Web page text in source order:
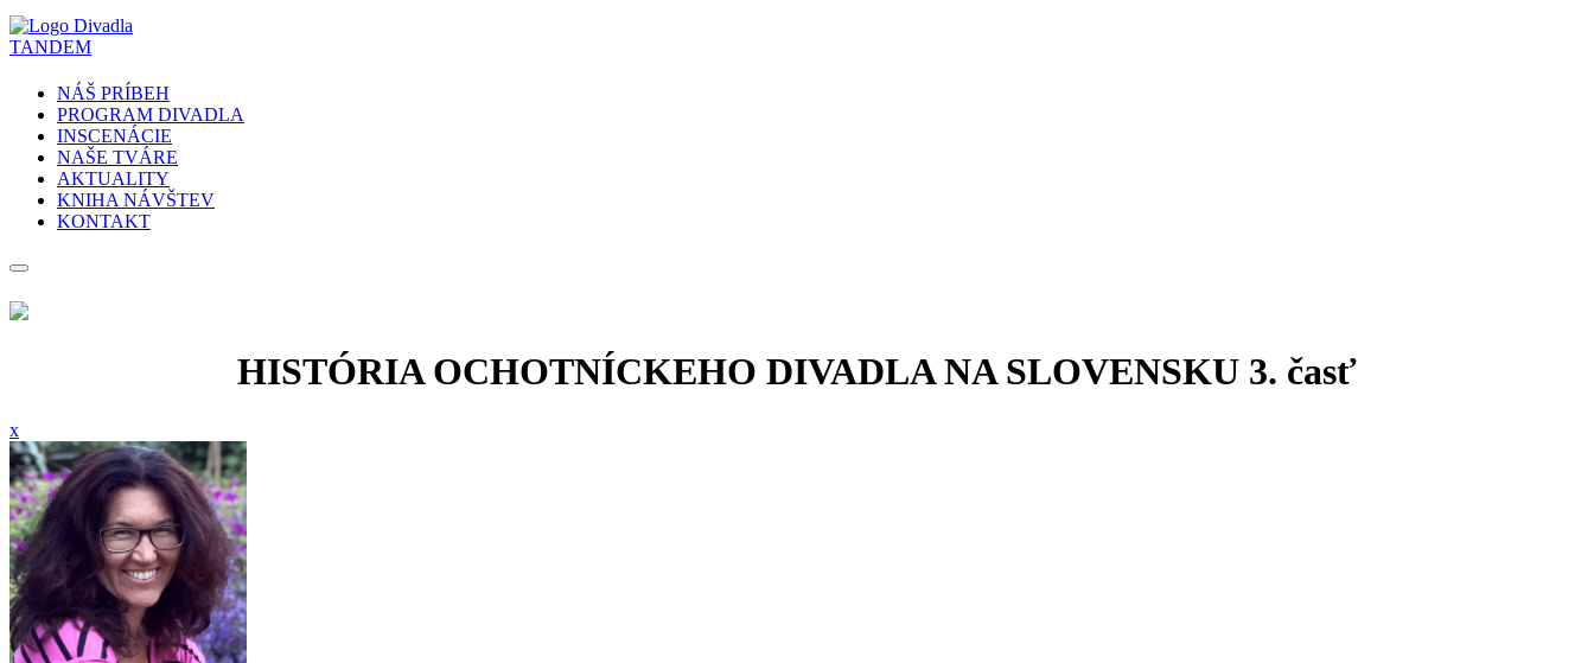
NÁŠ PRÍBEH
PROGRAM DIVADLA
INSCENÁCIE
NAŠE TVÁRE
AKTUALITY
KNIHA NÁVŠTEV
KONTAKT
HISTÓRIA OCHOTNÍCKEHO DIVADLA NA SLOVENSKU 3. časť
x